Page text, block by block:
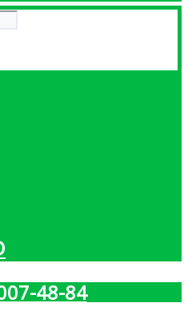
48-84